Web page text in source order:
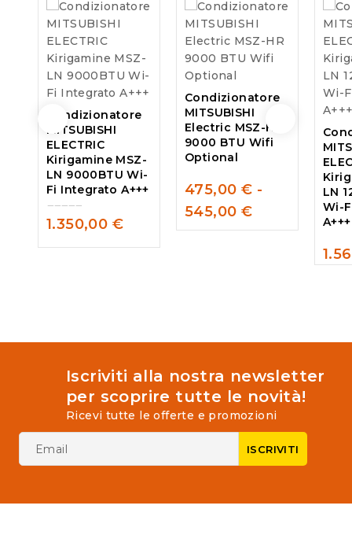
Condizionatore
MITSUBISHI
ELECTRIC
Kirigamine MSZ-
LN 9000BTU Wi-
Fi Integrato A+++
0
out
1.350,00 €
Condizionatore
MITSUBISHI
Electric MSZ-HR
9000 BTU Wifi
Optional
out
of
475,00 € -
545,00 €
LN
Wi-
A+++
0
Iscriviti alla nostra newsletter
per scoprire tutte le novità!
Ricevi tutte le offerte e promozioni